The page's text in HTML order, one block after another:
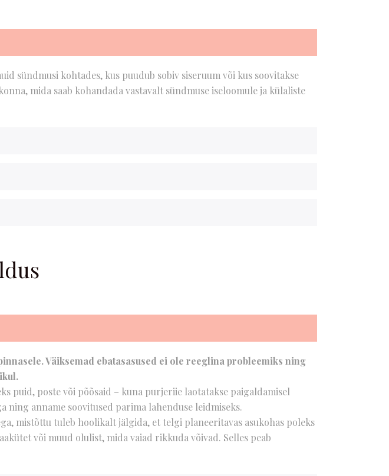
sündmusi kohtades, kus puudub sobiv siseruum või kus soovitakse
mida saab kohandada vastavalt sündmuse iseloomule ja külaliste
Väiksemad ebatasasused ei ole reeglina probleemiks ning
puid, poste või põõsaid – kuna purjeriie laotatakse paigaldamisel
ning anname soovitused parima lahenduse leidmiseks.
mistõttu tuleb hoolikalt jälgida, et telgi planeeritavas asukohas poleks
või muud olulist, mida vaiad rikkuda võivad. Selles peab